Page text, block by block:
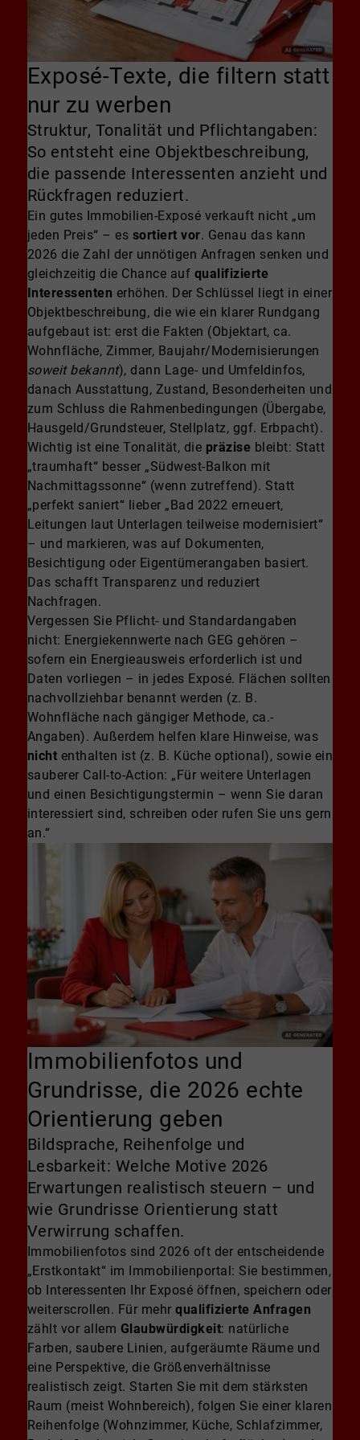
Exposé-Texte, die filtern statt
nur zu werben
Struktur, Tonalität und Pflichtangaben:
So entsteht eine Objektbeschreibung,
die passende Interessenten anzieht und
Rückfragen reduziert.
Ein gutes Immobilien-Exposé verkauft nicht „um
jeden Preis“ – es sortiert vor. Genau das kann
2026 die Zahl der unnötigen Anfragen senken und
gleichzeitig die Chance auf qualifizierte
Interessenten erhöhen. Der Schlüssel liegt in einer
Objektbeschreibung, die wie ein klarer Rundgang
aufgebaut ist: erst die Fakten (Objektart, ca.
Wohnfläche, Zimmer, Baujahr/Modernisierungen
soweit bekannt), dann Lage- und Umfeldinfos,
danach Ausstattung, Zustand, Besonderheiten und
zum Schluss die Rahmenbedingungen (Übergabe,
Hausgeld/Grundsteuer, Stellplatz, ggf. Erbpacht).
Wichtig ist eine Tonalität, die präzise bleibt: Statt
„traumhaft“ besser „Südwest-Balkon mit
Nachmittagssonne“ (wenn zutreffend). Statt
„perfekt saniert“ lieber „Bad 2022 erneuert,
Leitungen laut Unterlagen teilweise modernisiert“
– und markieren, was auf Dokumenten,
Besichtigung oder Eigentümerangaben basiert.
Das schafft Transparenz und reduziert
Nachfragen.
Vergessen Sie Pflicht- und Standardangaben
nicht: Energiekennwerte nach GEG gehören –
sofern ein Energieausweis erforderlich ist und
Daten vorliegen – in jedes Exposé. Flächen sollten
nachvollziehbar benannt werden (z. B.
Wohnfläche nach gängiger Methode, ca.-
Angaben). Außerdem helfen klare Hinweise, was
nicht enthalten ist (z. B. Küche optional), sowie ein
sauberer Call-to-Action: „Für weitere Unterlagen
und einen Besichtigungstermin – wenn Sie daran
interessiert sind, schreiben oder rufen Sie uns gern
an.“
Immobilienfotos und
Grundrisse, die 2026 echte
Orientierung geben
Bildsprache, Reihenfolge und
Lesbarkeit: Welche Motive 2026
Erwartungen realistisch steuern – und
wie Grundrisse Orientierung statt
Verwirrung schaffen.
Immobilienfotos sind 2026 oft der entscheidende
„Erstkontakt“ im Immobilienportal: Sie bestimmen,
ob Interessenten Ihr Exposé öffnen, speichern oder
weiterscrollen. Für mehrqualifizierte Anfragen
zählt vor allem Glaubwürdigkeit: natürliche
Farben, saubere Linien, aufgeräumte Räume und
eine Perspektive, die Größenverhältnisse
realistisch zeigt. Starten Sie mit dem stärksten
Raum (meist Wohnbereich), folgen Sie einer klaren
Reihenfolge (Wohnzimmer, Küche, Schlafzimmer,